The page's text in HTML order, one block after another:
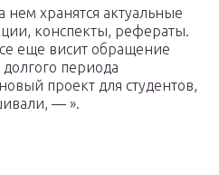
хранятся актуальные
конспекты, рефераты.
еще висит обращение
периода
проект для студентов,
— ».